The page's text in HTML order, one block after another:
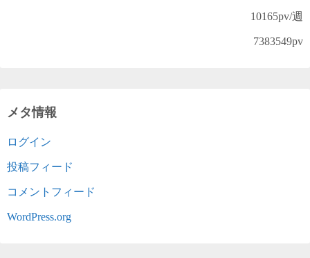
10165pv/週
7383549pv
メタ情報
ログイン
投稿フィード
コメントフィード
WordPress.org